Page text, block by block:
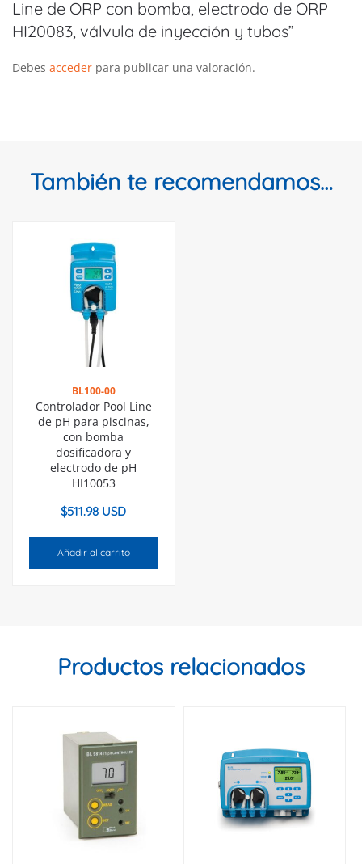
Line de ORP con bomba, electrodo de ORP
HI20083, válvula de inyección y tubos”
Debes acceder para publicar una valoración.
También te recomendamos…
BL100-00
Controlador Pool Line
de pH para piscinas,
con bomba
dosificadora y
electrodo de pH
HI10053
$511.98 USD
Añadir al carrito
Productos relacionados